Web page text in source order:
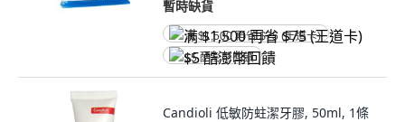
暫時缺貨
满 $1,500 再省 $75 (王道卡)
$5 酷澎幣回饋
Candioli 低敏防蛀潔牙膠, 50ml, 1條